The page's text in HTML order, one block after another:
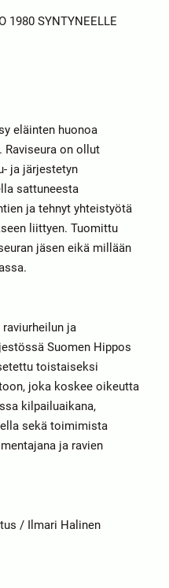
1980 SYNTYNEELLE
eläinten huonoa
Raviseura on ollut
ja järjestetyn
sattuneesta
ja tehnyt yhteistyötä
liittyen. Tuomittu
jäsen eikä millään
ja
Suomen Hippos
toistaiseksi
joka koskee oikeutta
kilpailuaikana,
sekä toimimista
ja ravien
/ Ilmari Halinen